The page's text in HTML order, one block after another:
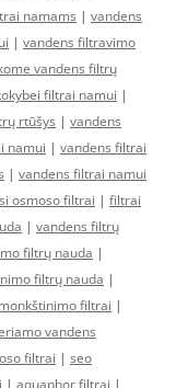
namams | vandens
| vandens filtravimo
vandens filtrų
filtrai namui |
rtūšys | vandens
namui | vandens filtrai
| vandens filtrai namui
osmoso filtrai | filtrai
| vandens filtrų
filtrų nauda |
filtrų nauda |
filtrai |
vandens
filtrai | seo
| aquaphor filtrai |